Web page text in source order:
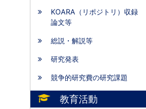
KOARA（リポジトリ）収録
論文等
総説・解説等
研究発表
競争的研究費の研究課題
教育活動